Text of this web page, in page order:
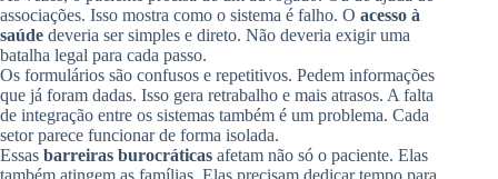
associações. Isso mostra como o sistema é falho. O acesso à
saúde deveria ser simples e direto. Não deveria exigir uma
batalha legal para cada passo.
Os formulários são confusos e repetitivos. Pedem informações
que já foram dadas. Isso gera retrabalho e mais atrasos. A falta
de integração entre os sistemas também é um problema. Cada
setor parece funcionar de forma isolada.
Essas barreiras burocráticas afetam não só o paciente. Elas
também atingem as famílias. Elas precisam dedicar tempo para